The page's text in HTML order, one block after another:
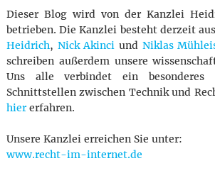
Dieser Blog wird von der Kanzlei
betrieben. Die Kanzlei besteht derzeit
Heidrich, Nick Akinci und Niklas
schreiben außerdem unsere
Uns alle verbindet ein besonderes
Schnittstellen zwischen Technik und
hiererfahren.
Unsere Kanzlei erreichen Sie unter:
www.recht-im-internet.de